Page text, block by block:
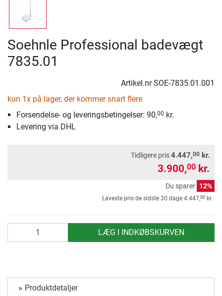
Soehnle Professional badevægt
7835.01
Artikel.nrSOE-7835.01.001
kun 1x på lager, der kommer snart flere
Forsendelse- og leveringsbetingelser: 90,00 kr.
Levering via DHL
Tidligere pris4.447,00 kr.
3.900,00 kr.
Du sparer 12%
Laveste pris de sidste 30 dage 4.447,00 kr.
LÆG I INDKØBSKURVEN
Produktdetaljer